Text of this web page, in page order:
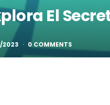
El
2023 0 COMMENTS